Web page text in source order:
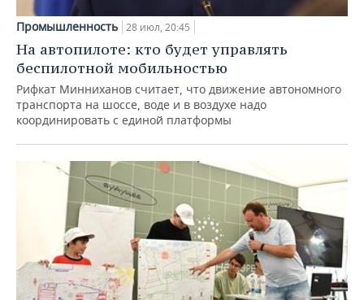
Промышленность 28 июл, 20:45
На автопилоте: кто будет управлять
беспилотной мобильностью
Рифкат Минниханов считает, что движение автономного
транспорта на шоссе, воде и в воздухе надо
координировать с единой платформы